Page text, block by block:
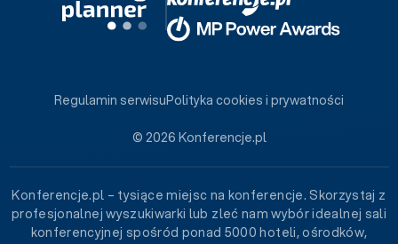
© 2026 Konferencje.pl
Regulamin serwisuPolityka cookies i prywatności
Konferencje.pl – tysiące miejsc na konferencje. Skorzystaj z
profesjonalnej wyszukiwarki lub zleć nam wybór idealnej sali
konferencyjnej spośród ponad 5000 hoteli, ośrodków,